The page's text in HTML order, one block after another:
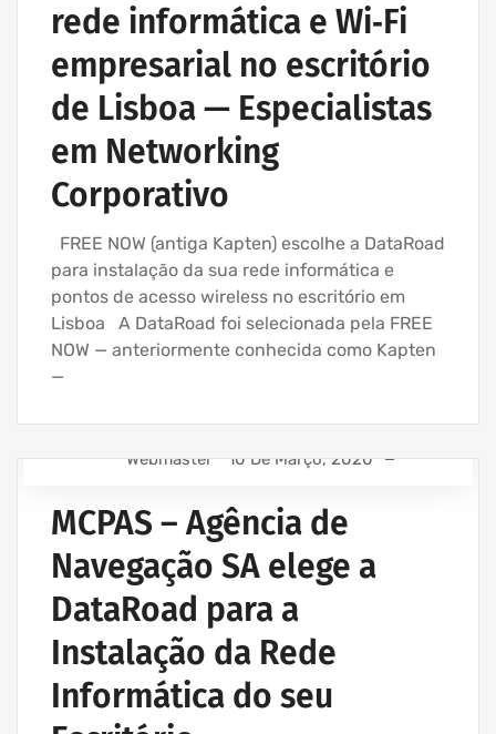
INSTALAÇÃO REDES INFORMÁTICA WIRELESS
REDE ESTRUTURADA INFORMÁTICA
rede informática e Wi‑Fi
empresarial no escritório
de Lisboa — Especialistas
em Networking
Corporativo
FREE NOW (antiga Kapten) escolhe a DataRoad
para instalação da sua rede informática e
pontos de acesso wireless no escritório em
Lisboa A DataRoad foi selecionada pela FREE
NOW — anteriormente conhecida como Kapten
—
PARA EMPRESAS
INSTALAÇÃO CABLAGEM DE REDE
REDE ESTRUTURADA INFORMÁTICA
Webmaster 10 De Março, 2020
MCPAS – Agência de
Navegação SA elege a
DataRoad para a
Instalação da Rede
Informática do seu